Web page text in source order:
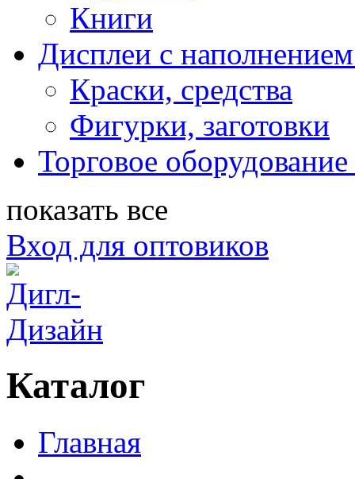
Книги
Дисплеи с
Краски, средства
Фигурки, заготовки
Торговое
показать все
Вход для оптовиков
Каталог
Главная